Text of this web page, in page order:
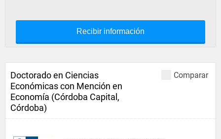
Recibir información
Comparar
Doctorado en Ciencias
Económicas con Mención en
Economía (Córdoba Capital,
Córdoba)